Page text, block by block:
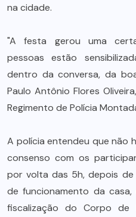
na cidade.
"A festa gerou uma
pessoas estão
dentro da conversa, da
Paulo Antônio Flores
Regimento de Polícia
A polícia entendeu que não
consenso com os
por volta das 5h, depois
de funcionamento da
fiscalização do Corpo de